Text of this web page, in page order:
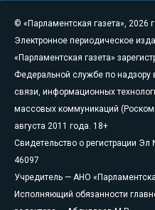
© «Парламентская газета», 2026 г.
Электронное периодическое
«Парламентская газета»
Федеральной службе по надзору
связи, информационных
массовых коммуникаций
августа 2011 года. 18+
Свидетельство о регистрации
46097
Учредитель — АНО
Исполняющий обязанности